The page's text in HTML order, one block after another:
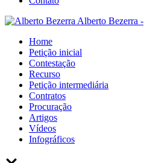
Alberto Bezerra -
Home
Petição inicial
Contestação
Recurso
Petição intermediária
Contratos
Procuração
Artigos
Vídeos
Infográficos